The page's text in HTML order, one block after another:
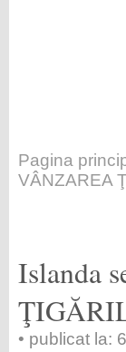
Pagina
VÂNZAREA
Islanda
• publicat la: